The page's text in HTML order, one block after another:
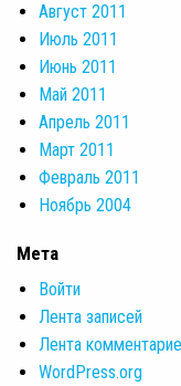
Август 2011
Июль 2011
Июнь 2011
Май 2011
Апрель 2011
Март 2011
Февраль 2011
Ноябрь 2004
Мета
Войти
Лента записей
Лента
WordPress.org